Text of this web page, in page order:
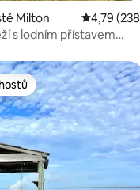
Milton Průměrné
4,79
s lodním přístavem
Oblíbené u hostů